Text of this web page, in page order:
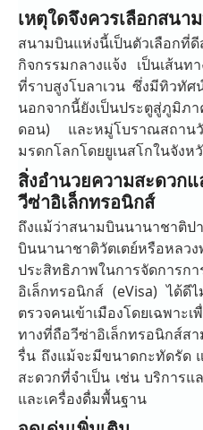
เหตุใดจึงควรเลือกสน
สนามบินแห่งนี้เป็นตัวเลือกที่
กิจกรรมกลางแจ้ง เป็นเส้นท
ที่ราบสูงโบลาเวน ซึ่งมีทิวทั
นอกจากนี้ยังเป็นประตูสู่ภูมิภ
ดอน) และหมู่โบราณสถานวั
มรดกโลกโดยยูเนสโกในจังห
สิ่งอำนวยความสะดวก
วีซ่าอิเล็กทรอนิกส์
ถึงแม้ว่าสนามบินนานาชาติป
บินนานาชาติวัตเตย์หรื
ประสิทธิภาพในการจัดการกา
อิเล็กทรอนิกส์ (eVisa) ได้ดี
ตรวจคนเข้าเมืองโดยเฉพาะ
ทางที่ถือวีซ่าอิเล็กทรอนิกส์สา
รื่น ถึงแม้จะมีขนาดกะทัดรัด
สะดวกที่จำเป็น เช่น บริการแ
และเครื่องดื่มพื้นฐาน